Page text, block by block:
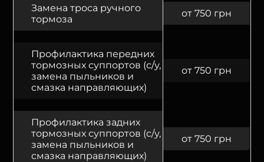
Замена троса ручного
тормоза
от 750 грн
Профилактика передних
тормозных суппортов (с/у,
замена пыльников и
смазка направляющих)
от 750 грн
Профилактика задних
тормозных суппортов (с/у,
замена пыльников и
смазка направляющих)
от 750 грн